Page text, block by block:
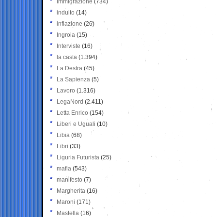
Immigrazione (734)
indulto (14)
inflazione (26)
Ingroia (15)
Interviste (16)
la casta (1.394)
La Destra (45)
La Sapienza (5)
Lavoro (1.316)
LegaNord (2.411)
Letta Enrico (154)
Liberi e Uguali (10)
Libia (68)
Libri (33)
Liguria Futurista (25)
mafia (543)
manifesto (7)
Margherita (16)
Maroni (171)
Mastella (16)